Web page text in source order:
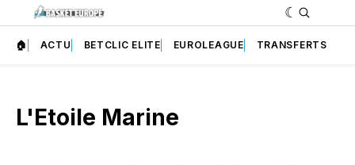
🏠 ACTU BETCLIC ELITE EUROLEAGUE TRANSFERTS
L'Etoile Marine